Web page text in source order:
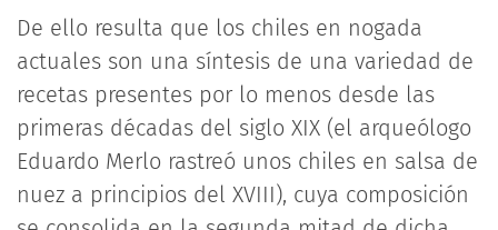
De ello resulta que los chiles en nogada
actuales son una síntesis de una variedad de
recetas presentes por lo menos desde las
primeras décadas del siglo XIX (el arqueólogo
Eduardo Merlo rastreó unos chiles en salsa de
nuez a principios del XVIII), cuya composición